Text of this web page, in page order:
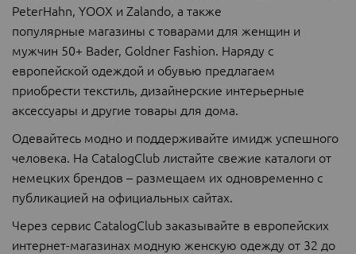
PeterHahn, YOOX и Zalando, а также
популярные магазины с товарами для женщин и
мужчин 50+ Bader, Goldner Fashion. Наряду с
европейской одеждой и обувью предлагаем
приобрести текстиль, дизайнерские интерьерные
аксессуары и другие товары для дома.
Одевайтесь модно и поддерживайте имидж успешного
человека. На CatalogClub листайте свежие каталоги от
немецких брендов – размещаем их одновременно с
публикацией на официальных сайтах.
Через сервис CatalogClub заказывайте в европейских
интернет-магазинах модную женскую одежду от 32 до